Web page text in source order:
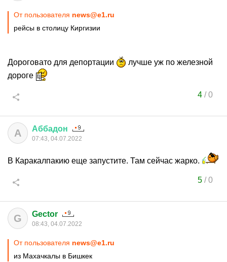
От пользователя news@e1.ru
рейсы в столицу Киргизии
Дороговато для депортации
лучше уж по железной
дороге
4/0
А Аббадон
07:43, 04.07.2022
В Каракалпакию еще запустите. Там сейчас жарко.
5/0
G Gector
08:43, 04.07.2022
От пользователя news@e1.ru
из Махачкалы в Бишкек